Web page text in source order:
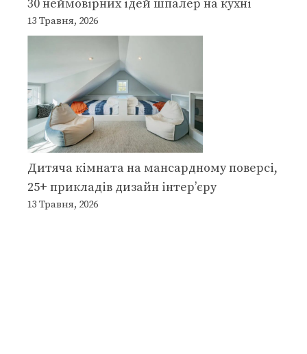
30 неймовірних ідей шпалер на кухні
13 Травня, 2026
Дитяча кімната на мансардному поверсі,
25+ прикладів дизайн інтер’єру
13 Травня, 2026